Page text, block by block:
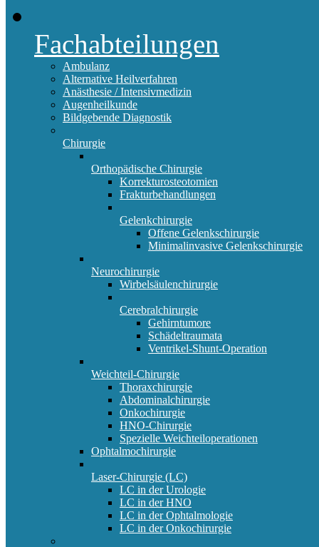
Fachabteilungen
Ambulanz
Alternative Heilverfahren
Anästhesie / Intensivmedizin
Augenheilkunde
Bildgebende Diagnostik
Chirurgie
Orthopädische Chirurgie
Korrekturosteotomien
Frakturbehandlungen
Gelenkchirurgie
Offene Gelenkschirurgie
Minimalinvasive Gelenkschirurgie
Neurochirurgie
Wirbelsäulenchirurgie
Cerebralchirurgie
Gehirntumore
Schädeltraumata
Ventrikel-Shunt-Operation
Weichteil-Chirurgie
Thoraxchirurgie
Abdominalchirurgie
Onkochirurgie
HNO-Chirurgie
Spezielle Weichteiloperationen
Ophtalmochirurgie
Laser-Chirurgie (LC)
LC in der Urologie
LC in der HNO
LC in der Ophtalmologie
LC in der Onkochirurgie